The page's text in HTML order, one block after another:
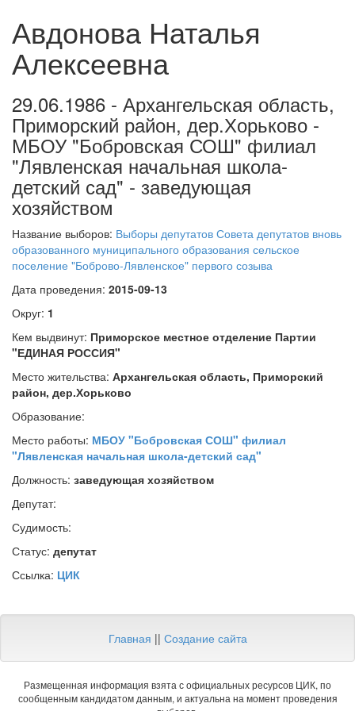
Авдонова Наталья
Алексеевна
29.06.1986 - Архангельская область,
Приморский район, дер.Хорьково -
МБОУ "Бобровская СОШ" филиал
"Лявленская начальная школа-
детский сад" - заведующая
хозяйством
Название выборов: Выборы депутатов Совета депутатов вновь
образованного муниципального образования сельское
поселение "Боброво-Лявленское" первого созыва
Дата проведения: 2015-09-13
Округ: 1
Кем выдвинут: Приморское местное отделение Партии
"ЕДИНАЯ РОССИЯ"
Место жительства: Архангельская область, Приморский
район, дер.Хорьково
Образование:
Место работы: МБОУ "Бобровская СОШ" филиал
"Лявленская начальная школа-детский сад"
Должность: заведующая хозяйством
Депутат:
Судимость:
Статус: депутат
Ссылка: ЦИК
Главная || Создание сайта
Размещенная информация взята с официальных ресурсов ЦИК, по
сообщенным кандидатом данным, и актуальна на момент проведения